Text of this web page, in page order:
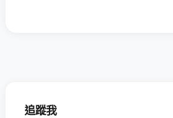
追蹤我